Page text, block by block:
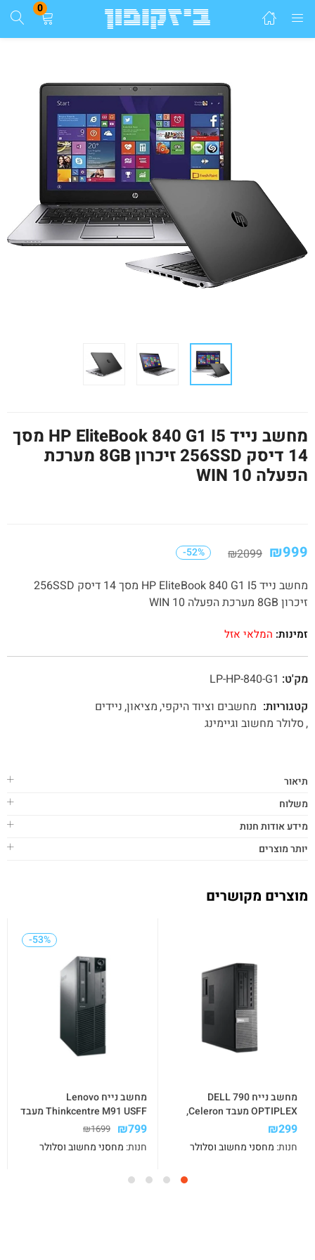
0
התחבר
הזן שם משתמש וסיסמא ע"מ להתחבר.
זכור אותי
התחבר
שכחת סיסמא?
מחשב נייד HP EliteBook 840 G1 I5 מסך
14 דיסק 256SSD זיכרון 8GB מערכת
הפעלה WIN 10
₪999
₪2099
-52%
מחשב נייד HP EliteBook 840 G1 I5 מסך 14 דיסק 256SSD
זיכרון 8GB מערכת הפעלה WIN 10
זמינות: המלאי אזל
מק'ט: LP-HP-840-G1
קטגוריות: מחשבים וציוד היקפי מציאון ניידים
סלולר מחשוב וגיימינג
תיאור
משלוח
מידע אודות חנות
יותר מוצרים
מוצרים מקושרים
מחשב נייח 790 DELL
OPTIPLEX מעבד Celeron,
זיכרון 2GB , ו-WIN10P₪299
חנות: מחסני מחשוב וסלולר
-53%
מחשב נייח Lenovo
Thinkcentre M91 USFF מעבד
₪799
₪1699
חנות: מחסני מחשוב וסלולר